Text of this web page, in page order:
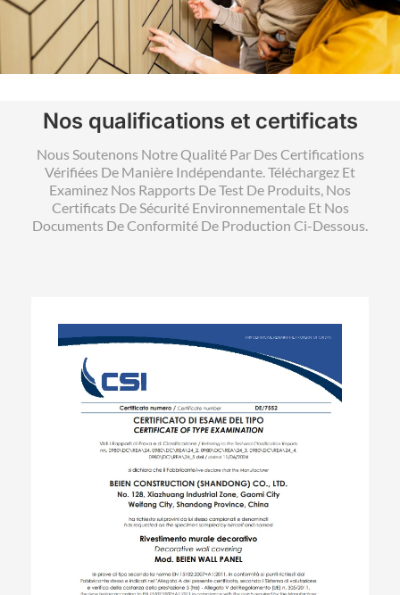
Nos qualifications et certificats
Nous Soutenons Notre Qualité Par Des Certifications
Vérifiées De Manière Indépendante. Téléchargez Et
Examinez Nos Rapports De Test De Produits, Nos
Certificats De Sécurité Environnementale Et Nos
Documents De Conformité De Production Ci-Dessous.